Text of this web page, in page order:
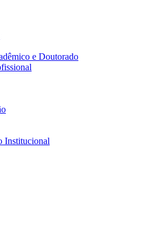
e Doutorado
Institucional